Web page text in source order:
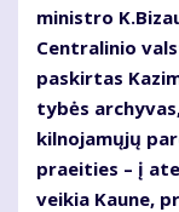
mi­nist­ro
Cen­tra­li­nio
pa­skir­tas
ty­bės
kil­no­ja­mų­jų
praeities – į
vei­kia Kau­ne,